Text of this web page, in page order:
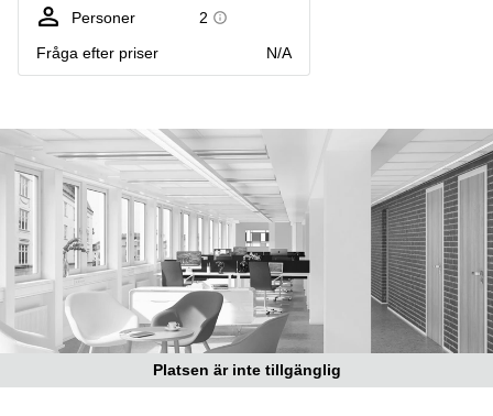
Virtuellt
Sollentuna
Vasastan
Coworking
Östermalm
Kontor
Malmö
Huddinge
Lediga
lokaler
Hisingen
Lediga
lokaler
Hägersten
Personer
2
Fråga efter priser
N/A
Platsen är inte tillgänglig